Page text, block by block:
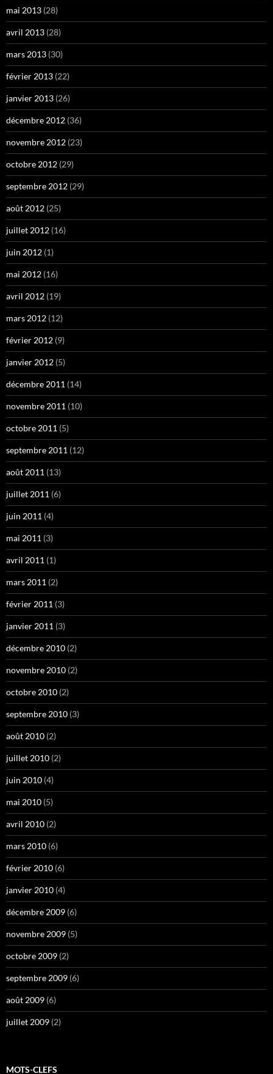
mai 2013 (28)
avril 2013 (28)
mars 2013 (30)
février 2013 (22)
janvier 2013 (26)
décembre 2012 (36)
novembre 2012 (23)
octobre 2012 (29)
septembre 2012 (29)
août 2012 (25)
juillet 2012 (16)
juin 2012 (1)
mai 2012 (16)
avril 2012 (19)
mars 2012 (12)
février 2012 (9)
janvier 2012 (5)
décembre 2011 (14)
novembre 2011 (10)
octobre 2011 (5)
septembre 2011 (12)
août 2011 (13)
juillet 2011 (6)
juin 2011 (4)
mai 2011 (3)
avril 2011 (1)
mars 2011 (2)
février 2011 (3)
janvier 2011 (3)
décembre 2010 (2)
novembre 2010 (2)
octobre 2010 (2)
septembre 2010 (3)
août 2010 (2)
juillet 2010 (2)
juin 2010 (4)
mai 2010 (5)
avril 2010 (2)
mars 2010 (6)
février 2010 (6)
janvier 2010 (4)
décembre 2009 (6)
novembre 2009 (5)
octobre 2009 (2)
septembre 2009 (6)
août 2009 (6)
juillet 2009 (2)
MOTS-CLEFS